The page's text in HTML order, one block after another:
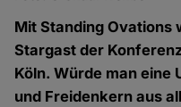
Mit Standing Ovations
Stargast der
Köln. Würde man eine
und Freidenkern aus